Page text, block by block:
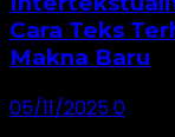
Cara Teks
Makna Baru
05/11/20250